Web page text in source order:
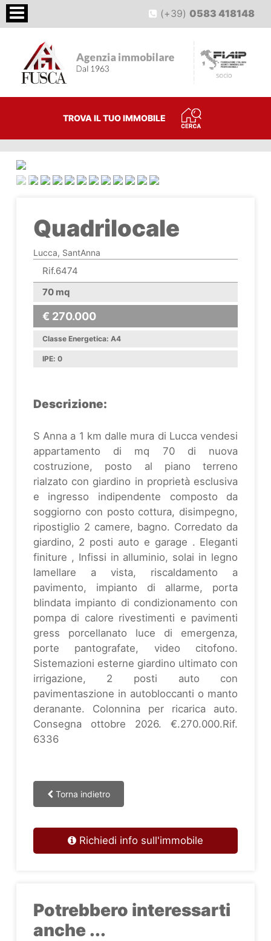
(+39)0583 418148
TROVA IL TUO IMMOBILE
Quadrilocale
Lucca, SantAnna
Rif.6474
70 mq
€ 270.000
Classe Energetica: A4
IPE: 0
Descrizione:
S Anna a 1 km dalle mura di Lucca vendesi
appartamento di mq 70 di nuova
costruzione, posto al piano terreno
rialzato con giardino in proprietà esclusiva
e ingresso indipendente composto da
soggiorno con posto cottura, disimpegno,
ripostiglio 2 camere, bagno. Corredato da
giardino, 2 posti auto e garage . Eleganti
finiture , Infissi in alluminio, solai in legno
lamellare a vista, riscaldamento a
pavimento, impianto di allarme, porta
blindata impianto di condizionamento con
pompa di calore rivestimenti e pavimenti
gress porcellanato luce di emergenza,
porte pantografate, video citofono.
Sistemazioni esterne giardino ultimato con
irrigazione, 2 posti auto con
pavimentaszione in autobloccanti o manto
deranante. Colonnina per ricarica auto.
Consegna ottobre 2026. €.270.000.Rif.
6336
Torna indietro
Richiedi info sull'immobile
Potrebbero interessarti
anche ...